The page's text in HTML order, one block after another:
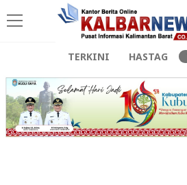
TERKINI HASTAG